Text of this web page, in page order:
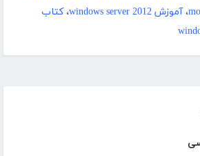
،آموزش windows server 2012 ،کتاب